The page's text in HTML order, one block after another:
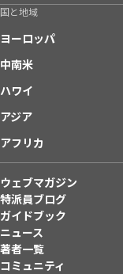
国と地域
ヨーロッパ
中南米
ハワイ
アジア
アフリカ
ウェブマガジン
特派員ブログ
ガイドブック
ニュース
著者一覧
コミュニティ